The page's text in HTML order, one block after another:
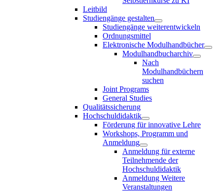
Leitbild
Studiengänge gestalten
Studiengänge weiterentwickeln
Ordnungsmittel
Elektronische Modulhandbücher
Modulhandbucharchiv
Nach
Modulhandbüchern
suchen
Joint Programs
General Studies
Qualitätssicherung
Hochschuldidaktik
Förderung für innovative Lehre
Workshops, Programm und
Anmeldung
Anmeldung für externe
Teilnehmende der
Hochschuldidaktik
Anmeldung Weitere
Veranstaltungen